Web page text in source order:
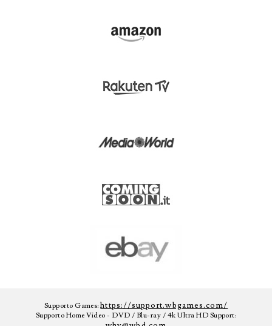
Supporto Games:https://support.wbgames.com/
Supporto Home Video - DVD / Blu-ray / 4k Ultra HD Support: